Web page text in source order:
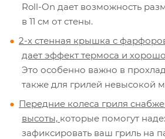
Roll-On дает возможность
в 11 см от стены.
2-х стенная крышка с
дает эффект термоса и
Это особенно важно в
также для грилей невысокой
Передние колеса гриля
высоты, которые помогут
зафиксировать ваш гриль на